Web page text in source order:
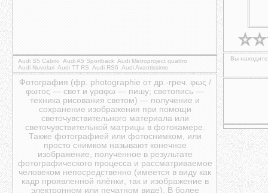
Audi S5 Cabrio Audi A5 Sportback Audi Metroproject quattro
Audi Nuvolari Audi TT RS Audi RS6 Audi Avantissimo
Фотография (фр. photographie от др.-греч. φως /
φωτος — свет и γραφω — пишу; светопись —
техника рисования светом) — получение и
сохранение изображения при помощи
светочувствительного материала или
светочувствительной матрицы в фотокамере.
Также фотографией или фотоснимком, или
просто снимком называют конечное
изображение, полученное в результате
фотографического процесса и рассматриваемое
человеком непосредственно (имеется в виду как
кадр проявленной плёнки, так и изображение в
электронном или печатном виде). В более
Вы